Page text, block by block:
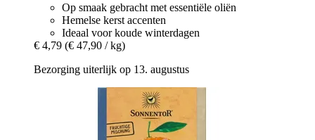
Op smaak gebracht met essentiële oliën
Hemelse kerst accenten
Ideaal voor koude winterdagen
€ 4,79 (€ 47,90 / kg)
Bezorging uiterlijk op 13. augustus